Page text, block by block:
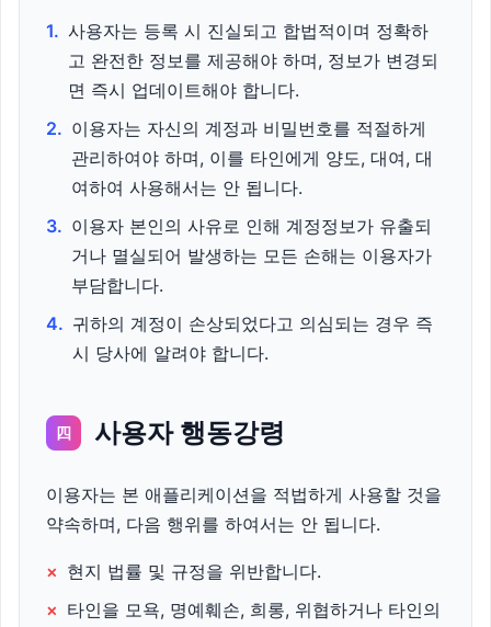
1. 사용자는 등록 시 진실되고 합법적이며 정확하
고 완전한 정보를 제공해야 하며, 정보가 변경되
면 즉시 업데이트해야 합니다.
2. 이용자는 자신의 계정과 비밀번호를 적절하게
관리하여야 하며, 이를 타인에게 양도, 대여, 대
여하여 사용해서는 안 됩니다.
3. 이용자 본인의 사유로 인해 계정정보가 유출되
거나 멸실되어 발생하는 모든 손해는 이용자가
부담합니다.
4. 귀하의 계정이 손상되었다고 의심되는 경우 즉
시 당사에 알려야 합니다.
四 사용자 행동강령
이용자는 본 애플리케이션을 적법하게 사용할 것을
약속하며, 다음 행위를 하여서는 안 됩니다.
× 현지 법률 및 규정을 위반합니다.
× 타인을 모욕, 명예훼손, 희롱, 위협하거나 타인의